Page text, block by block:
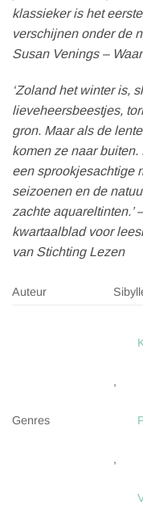
klassieker is het
verschijnen onder de
Susan Venings –
‘Zoland het winter is,
lieveheersbeestjes,
gron. Maar als de
komen ze naar
een sprookjesachtige
seizoenen en de
zachte aquareltinten.’
kwartaalblad voor
van Stichting Lezen
Auteur
Genres
,
,